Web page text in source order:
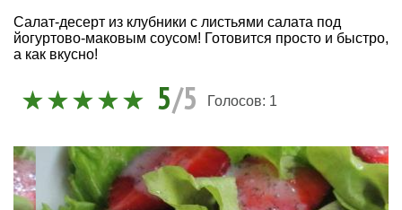
Салат-десерт из клубники с листьями салата под
йогуртово-маковым соусом! Готовится просто и быстро,
а как вкусно!
5/5 Голосов: 1